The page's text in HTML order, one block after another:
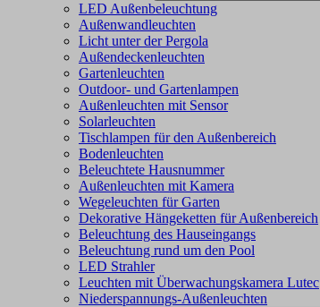
LED Außenbeleuchtung
Außenwandleuchten
Licht unter der Pergola
Außendeckenleuchten
Gartenleuchten
Outdoor- und Gartenlampen
Außenleuchten mit Sensor
Solarleuchten
Tischlampen für den Außenbereich
Bodenleuchten
Beleuchtete Hausnummer
Außenleuchten mit Kamera
Wegeleuchten für Garten
Dekorative Hängeketten für Außenbereich
Beleuchtung des Hauseingangs
Beleuchtung rund um den Pool
LED Strahler
Leuchten mit Überwachungskamera Lutec
Niederspannungs-Außenleuchten